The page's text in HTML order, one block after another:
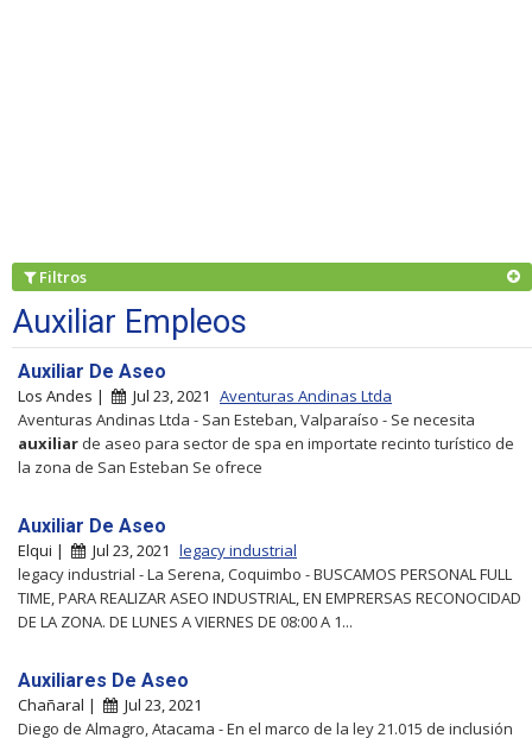
Filtros
Auxiliar Empleos
Auxiliar De Aseo
Los Andes | Jul 23, 2021 Aventuras Andinas Ltda
Aventuras Andinas Ltda - San Esteban, Valparaíso - Se necesita
auxiliar de aseo para sector de spa en importate recinto turístico de
la zona de San Esteban Se ofrece
Auxiliar De Aseo
Elqui | Jul 23, 2021 legacy industrial
legacy industrial - La Serena, Coquimbo - BUSCAMOS PERSONAL FULL
TIME, PARA REALIZAR ASEO INDUSTRIAL, EN EMPRERSAS RECONOCIDAD
DE LA ZONA. DE LUNES A VIERNES DE 08:00 A 1...
Auxiliares De Aseo
Chañaral |
Jul 23, 2021
Diego de Almagro, Atacama - En el marco de la ley 21.015 de inclusión